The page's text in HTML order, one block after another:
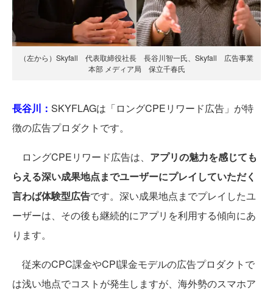
（左から）Skyfall 代表取締役社長 長谷川智一氏、Skyfall 広告事業
本部 メディア局 保立千春氏
長谷川： SKYFLAGは「ロングCPEリワード広告」が特
徴の広告プロダクトです。
ロングCPEリワード広告は、 アプリの魅力を感じても
らえる深い成果地点までユーザーにプレイしていただく
言わば体験型広告です。深い成果地点までプレイしたユ
ーザーは、その後も継続的にアプリを利用する傾向にあ
ります。
従来のCPC課金やCPI課金モデルの広告プロダクトで
は浅い地点でコストが発生しますが、海外勢のスマホア